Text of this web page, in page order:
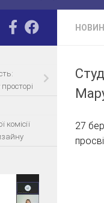
27
комісії